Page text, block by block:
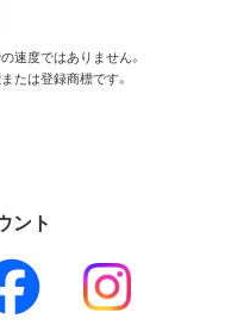
速度ではありません。
たは登録商標です。
ント